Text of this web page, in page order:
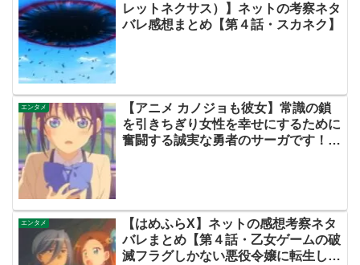
レットネクサス）】ネットの考察ネタ
バレ感想まとめ【第４話・スカネク】
エンタメ
【アニメ カノジョも彼女】常識の鎖
を引きちぎり女性を幸せにするために
奮闘する誠実な勇者のサーガです！混
エンタメ
【はめふらX】ネットの感想考察ネタ
バレまとめ【第４話・乙女ゲームの破
滅フラグしかない悪役令嬢に転生して